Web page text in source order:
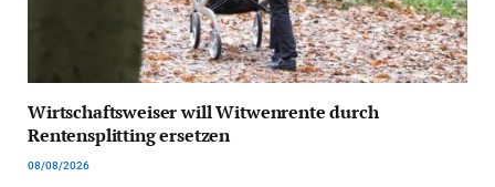
Wirtschaftsweiser will Witwenrente durch
Rentensplitting ersetzen
08/08/2026